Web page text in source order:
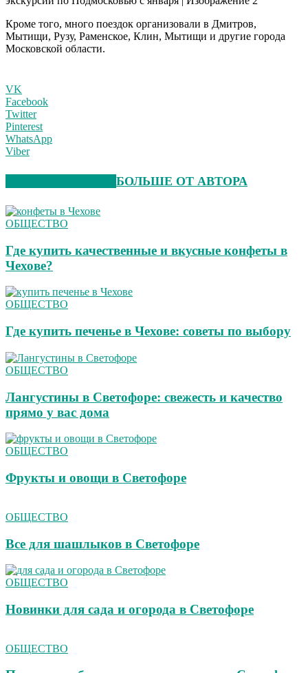
Кроме того, много поездок организовали в Дмитров,
Мытищи, Рузу, Раменское, Клин, Мытищи и другие города
Московской области.
VK
Facebook
Twitter
Pinterest
WhatsApp
Viber
БОЛЬШЕ ОТ АВТОРА
ОБЩЕСТВО
Где купить качественные и вкусные конфеты в
Чехове?
ОБЩЕСТВО
Где купить печенье в Чехове: советы по выбору
ОБЩЕСТВО
Лангустины в Светофоре: свежесть и качество
прямо у вас дома
ОБЩЕСТВО
Фрукты и овощи в Светофоре
ОБЩЕСТВО
Все для шашлыков в Светофоре
ОБЩЕСТВО
Новинки для сада и огорода в Светофоре
ОБЩЕСТВО